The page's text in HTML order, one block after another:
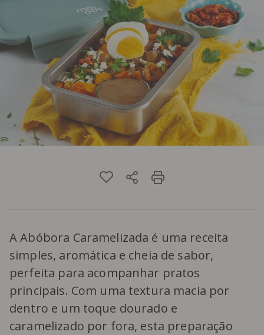
A Abóbora Caramelizada é uma receita
simples, aromática e cheia de sabor,
perfeita para acompanhar pratos
principais. Com uma textura macia por
dentro e um toque dourado e
caramelizado por fora, esta preparação